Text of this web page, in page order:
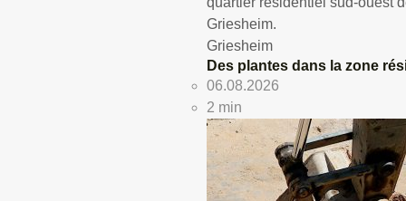
Griesheim
Des plantes dans la zone
06.08.2026
2 min